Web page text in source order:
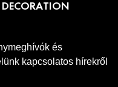
DECORATION
és
kapcsolatos hírekről